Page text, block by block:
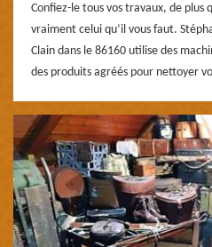
Confiez-le tous vos travaux, de plus
vraiment celui qu’il vous faut.
Clain dans le 86160 utilise des
des produits agréés pour nettoyer